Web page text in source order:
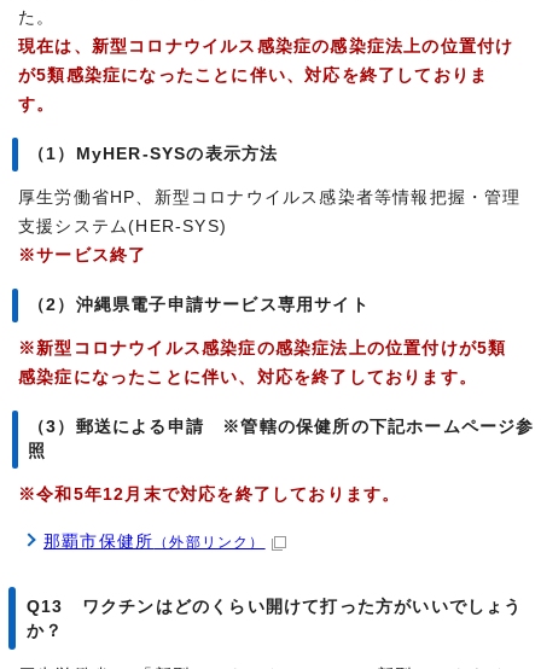
た。
現在は、新型コロナウイルス感染症の感染症法上の位置付け
が5類感染症になったことに伴い、対応を終了しておりま
す。
（1）MyHER-SYSの表示方法
厚生労働省HP、新型コロナウイルス感染者等情報把握・管理
支援システム(HER-SYS)
※サービス終了
（2）沖縄県電子申請サービス専用サイト
※新型コロナウイルス感染症の感染症法上の位置付けが5類
感染症になったことに伴い、対応を終了しております。
（3）郵送による申請 ※管轄の保健所の下記ホームページ参
照
※令和5年12月末で対応を終了しております。
那覇市保健所 （外部リンク）
Q13 ワクチンはどのくらい開けて打った方がいいでしょう
か？